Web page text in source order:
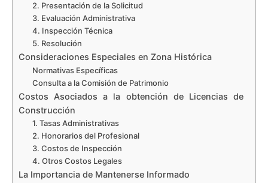
2. Presentación de la Solicitud
3. Evaluación Administrativa
4. Inspección Técnica
5. Resolución
Consideraciones Especiales en Zona Histórica
Normativas Específicas
Consulta a la Comisión de Patrimonio
Costos Asociados a la obtención de Licencias de
Construcción
1. Tasas Administrativas
2. Honorarios del Profesional
3. Costos de Inspección
4. Otros Costos Legales
La Importancia de Mantenerse Informado